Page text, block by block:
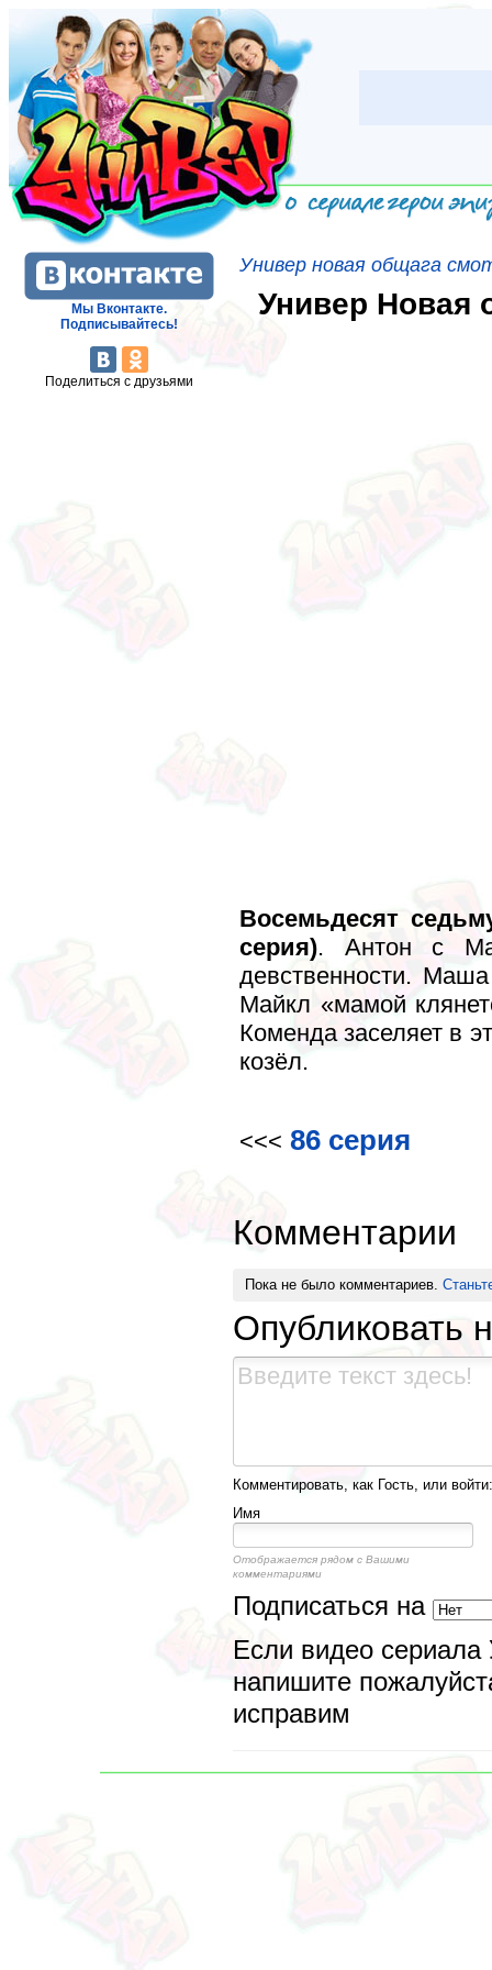
Мы Вконтакте.
Подписывайтесь!
Поделиться с друзьями
Универ новая общага
Универ Новая
Восемьдесят
серия). Антон с
девственности.
Майкл «мамой
Коменда заселяет в
козёл.
<<< 86 серия
Комментарии
Пока не было комментариев.
Опубликовать
Комментировать, как Гость, или войти:
Имя
Отображается рядом с Вашими
комментариями
Подписаться на
Если видео сериала
напишите
исправим